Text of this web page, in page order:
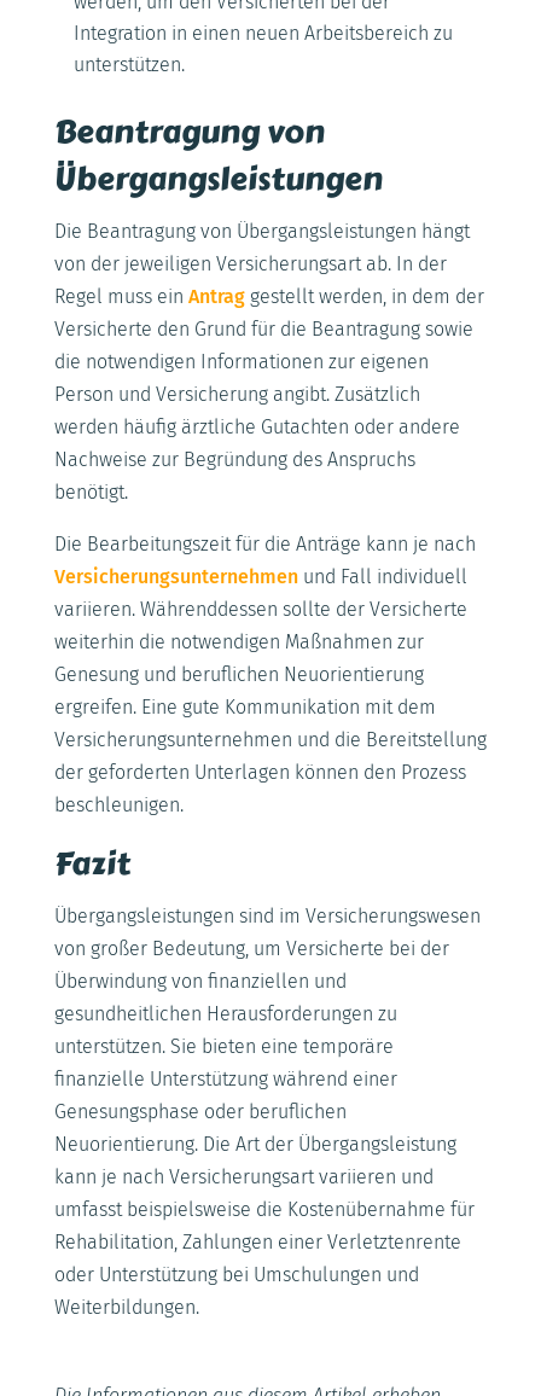
Integration in einen neuen Arbeitsbereich zu
unterstützen.
Beantragung von
Übergangsleistungen
Die Beantragung von Übergangsleistungen hängt
von der jeweiligen Versicherungsart ab. In der
Regel muss ein Antraggestellt werden, in dem der
Versicherte den Grund für die Beantragung sowie
die notwendigen Informationen zur eigenen
Person und Versicherung angibt. Zusätzlich
werden häufig ärztliche Gutachten oder andere
Nachweise zur Begründung des Anspruchs
benötigt.
Die Bearbeitungszeit für die Anträge kann je nach
Versicherungsunternehmenund Fall individuell
variieren. Währenddessen sollte der Versicherte
weiterhin die notwendigen Maßnahmen zur
Genesung und beruflichen Neuorientierung
ergreifen. Eine gute Kommunikation mit dem
Versicherungsunternehmen und die Bereitstellung
der geforderten Unterlagen können den Prozess
beschleunigen.
Fazit
Übergangsleistungen sind im Versicherungswesen
von großer Bedeutung, um Versicherte bei der
Überwindung von finanziellen und
gesundheitlichen Herausforderungen zu
unterstützen. Sie bieten eine temporäre
finanzielle Unterstützung während einer
Genesungsphase oder beruflichen
Neuorientierung. Die Art der Übergangsleistung
kann je nach Versicherungsart variieren und
umfasst beispielsweise die Kostenübernahme für
Rehabilitation, Zahlungen einer Verletztenrente
oder Unterstützung bei Umschulungen und
Weiterbildungen.